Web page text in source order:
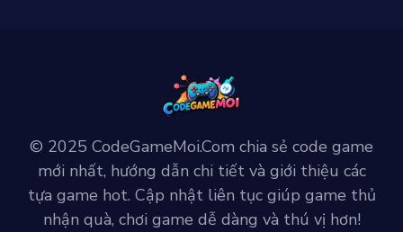
© 2025 CodeGameMoi.Com chia sẻ code game
mới nhất, hướng dẫn chi tiết và giới thiệu các
tựa game hot. Cập nhật liên tục giúp game thủ
nhận quà, chơi game dễ dàng và thú vị hơn!